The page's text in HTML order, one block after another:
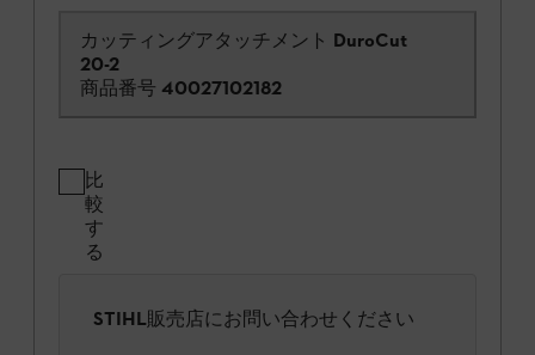
カッティングアタッチメント DuroCut
20-2
商品番号 40027102182
比
較
す
る
STIHL販売店にお問い合わせください